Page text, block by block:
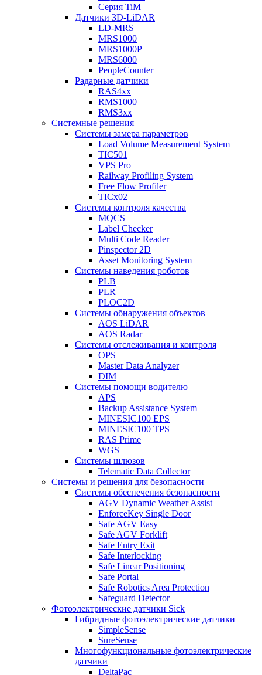
Серия TiM
Датчики 3D-LiDAR
LD-MRS
MRS1000
MRS1000P
MRS6000
PeopleCounter
Радарные датчики
RAS4xx
RMS1000
RMS3xx
Системные решения
Системы замера параметров
Load Volume Measurement System
TIC501
VPS Pro
Railway Profiling System
Free Flow Profiler
TICx02
Системы контроля качества
MQCS
Label Checker
Multi Code Reader
Pinspector 2D
Asset Monitoring System
Системы наведения роботов
PLB
PLR
PLOC2D
Системы обнаружения объектов
AOS LiDAR
AOS Radar
Системы отслеживания и контроля
OPS
Master Data Analyzer
DIM
Системы помощи водителю
APS
Backup Assistance System
MINESIC100 EPS
MINESIC100 TPS
RAS Prime
WGS
Системы шлюзов
Telematic Data Collector
Системы и решения для безопасности
Системы обеспечения безопасности
AGV Dynamic Weather Assist
EnforceKey Single Door
Safe AGV Easy
Safe AGV Forklift
Safe Entry Exit
Safe Interlocking
Safe Linear Positioning
Safe Portal
Safe Robotics Area Protection
Safeguard Detector
Фотоэлектрические датчики Sick
Гибридные фотоэлектрические датчики
SimpleSense
SureSense
Многофункциональные фотоэлектрические
датчики
DeltaPac